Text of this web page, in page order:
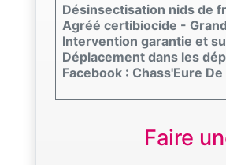
Désinsectisation nids de
Agréé certibiocide -
Intervention garantie et
Déplacement dans les
Facebook : Chass'Eure
Faire